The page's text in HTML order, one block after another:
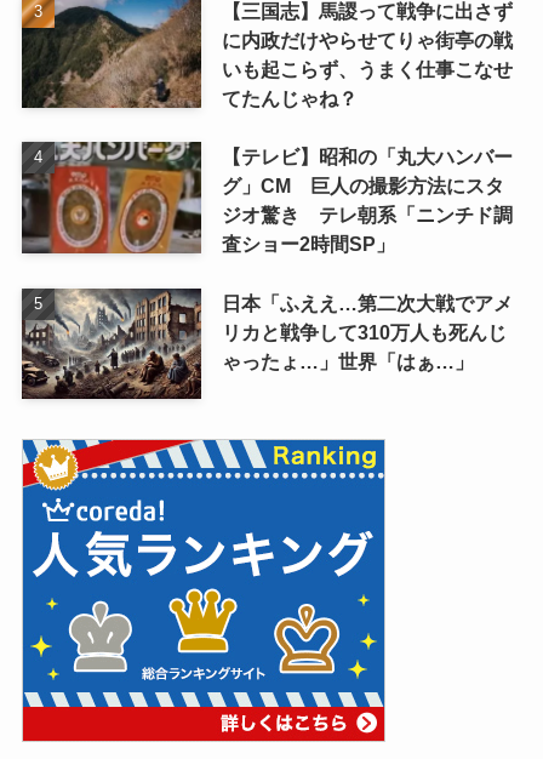
【三国志】馬謖って戦争に出さず
に内政だけやらせてりゃ街亭の戦
いも起こらず、うまく仕事こなせ
てたんじゃね？
【テレビ】昭和の「丸大ハンバー
グ」CM 巨人の撮影方法にスタ
ジオ驚き テレ朝系「ニンチド調
査ショー2時間SP」
日本「ふええ…第二次大戦でアメ
リカと戦争して310万人も死んじ
ゃったょ…」世界「はぁ…」